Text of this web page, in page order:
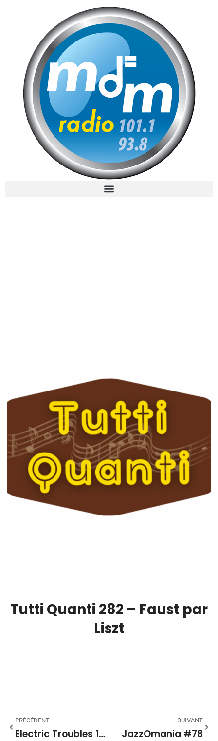
Tutti Quanti 282 – Faust par
Liszt
PRÉCÉDENT
Electric Troubles 1750 – Flying Donuts Reactivated
SUIVANT
JazzOmania #78